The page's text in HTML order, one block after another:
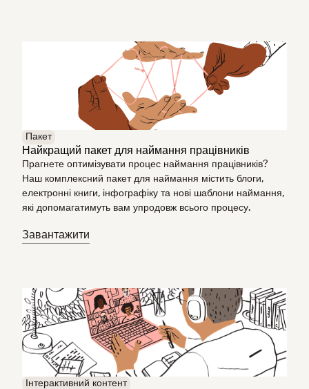
Пакет
Найкращий пакет для наймання працівників
Прагнете оптимізувати процес наймання працівників?
Наш комплексний пакет для наймання містить блоги,
електронні книги, інфографіку та нові шаблони наймання,
які допомагатимуть вам упродовж всього процесу.
Завантажити
Інтерактивний контент